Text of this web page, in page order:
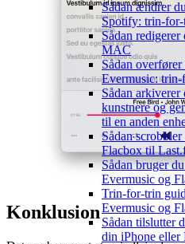
Sådan ændrer
Spotify: trin-
Sådan
MAC
Sådan
Evermusic:
Sådan
kunstnere og
til en anden
Sådan
Flacbox til
Sådan bruger
Evermusic og
Trin-for-trin
Evermusic og
Sådan tilslutter
din iPhone eller
Konklusion